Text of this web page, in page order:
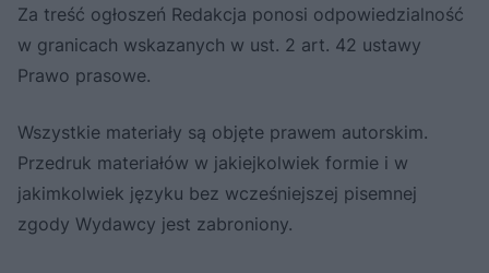
Za treść ogłoszeń Redakcja ponosi odpowiedzialność
w granicach wskazanych w ust. 2 art. 42 ustawy
Prawo prasowe.
Wszystkie materiały są objęte prawem autorskim.
Przedruk materiałów w jakiejkolwiek formie i w
jakimkolwiek języku bez wcześniejszej pisemnej
zgody Wydawcy jest zabroniony.